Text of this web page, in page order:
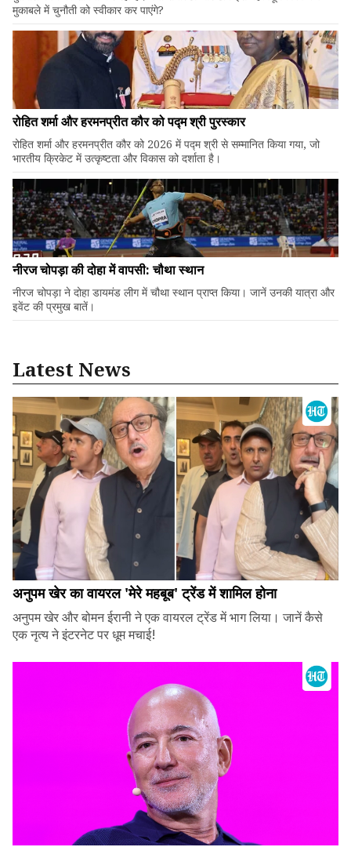
मुकाबले में चुनौती को स्वीकार कर पाएंगे?
रोहित शर्मा और हरमनप्रीत कौर को पद्म श्री पुरस्कार
रोहित शर्मा और हरमनप्रीत कौर को 2026 में पद्म श्री से सम्मानित किया गया, जो
भारतीय क्रिकेट में उत्कृष्टता और विकास को दर्शाता है।
नीरज चोपड़ा की दोहा में वापसी: चौथा स्थान
नीरज चोपड़ा ने दोहा डायमंड लीग में चौथा स्थान प्राप्त किया। जानें उनकी यात्रा और
इवेंट की प्रमुख बातें।
Latest News
अनुपम खेर का वायरल 'मेरे महबूब' ट्रेंड में शामिल होना
अनुपम खेर और बोमन ईरानी ने एक वायरल ट्रेंड में भाग लिया। जानें कैसे
एक नृत्य ने इंटरनेट पर धूम मचाई!